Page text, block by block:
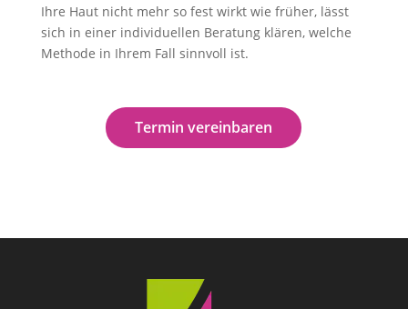
Ihre Haut nicht mehr so fest wirkt wie früher, lässt
sich in einer individuellen Beratung klären, welche
Methode in Ihrem Fall sinnvoll ist.
Termin vereinbaren